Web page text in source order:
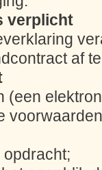
verplicht
af
(een